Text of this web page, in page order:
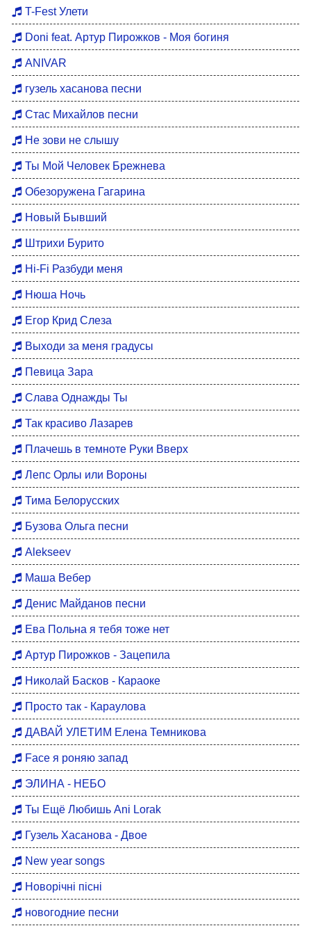
Хиты 80
Восточные хиты
Мотивация для тренировок
DFM Remix
T-Fest Улети
Doni feat. Артур Пирожков - Моя богиня
ANIVAR
гузель хасанова песни
Стас Михайлов песни
Не зови не слышу
Ты Мой Человек Брежнева
Обезоружена Гагарина
Новый Бывший
Штрихи Бурито
Hi-Fi Разбуди меня
Нюша Ночь
Егор Крид Слеза
Выходи за меня градусы
Певица Зара
Слава Однажды Ты
Так красиво Лазарев
Плачешь в темноте Руки Вверх
Лепс Орлы или Вороны
Тима Белорусских
Бузова Ольга песни
Alekseev
Маша Вебер
Денис Майданов песни
Ева Польна я тебя тоже нет
Артур Пирожков - Зацепила
Николай Басков - Караоке
Просто так - Караулова
ДАВАЙ УЛЕТИМ Елена Темникова
Face я роняю запад
ЭЛИНА - НЕБО
Ты Ещё Любишь Ani Lorak
Гузель Хасанова - Двое
New year songs
Новорічні пісні
новогодние песни